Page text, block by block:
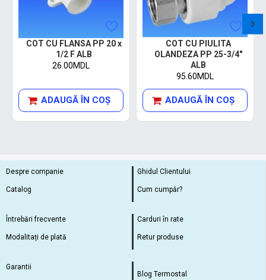
COT CU FLANSA PP 20 x
1/2 F ALB
26.00MDL
ADAUGĂ ÎN COŞ
COT CU PIULITA
OLANDEZA PP 25-3/4"
ALB
95.60MDL
ADAUGĂ ÎN COŞ
Despre companie
Catalog
Ghidul Clientului
Cum cumpăr?
Întrebări frecvente
Modalitați de plată
Carduri în rate
Retur produse
Garantii
Blog Termostal